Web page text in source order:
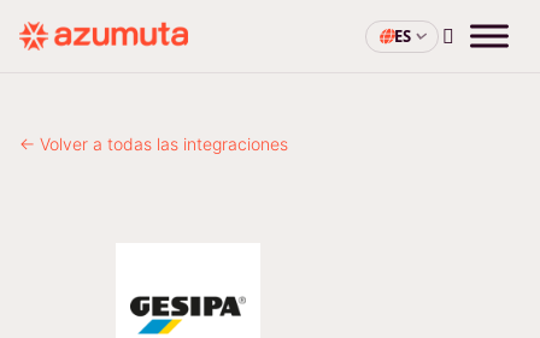
ES
← Volver a todas las integraciones